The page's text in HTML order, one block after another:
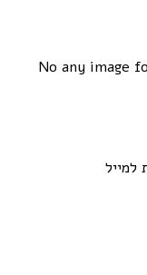
No any image
למייל